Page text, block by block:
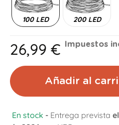
100 LED 200 LED
26,99 € Impuestos
Añadir al
En stock - Entrega prevista